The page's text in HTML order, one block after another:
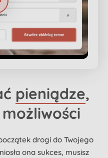
pieniądze,
drogi do Twojego
ona sukces, musisz